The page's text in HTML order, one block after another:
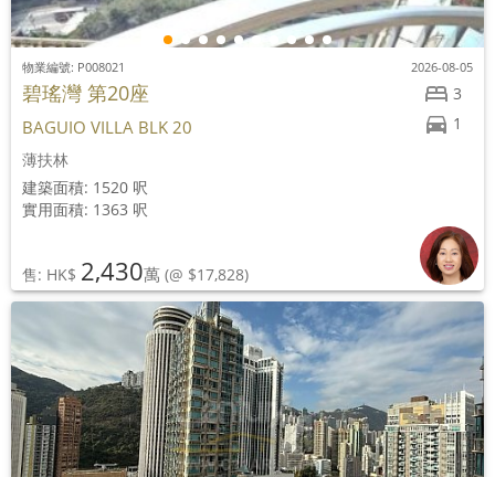
3
1
物業編號: P008021 2026-08-05
碧瑤灣 第20座
BAGUIO VILLA BLK 20
薄扶林
建築面積: 1520 呎
實用面積: 1363 呎
售: HK$ 2,430萬 (@ $17,828)